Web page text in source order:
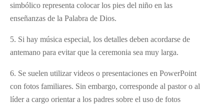
simbólico representa colocar los pies del niño en las
enseñanzas de la Palabra de Dios.
5. Si hay música especial, los detalles deben acordarse de
antemano para evitar que la ceremonia sea muy larga.
6. Se suelen utilizar videos o presentaciones en PowerPoint
con fotos familiares. Sin embargo, corresponde al pastor o al
líder a cargo orientar a los padres sobre el uso de fotos